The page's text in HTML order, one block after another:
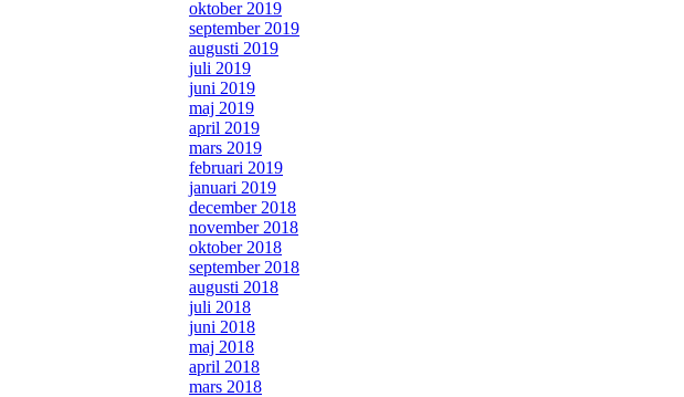
oktober 2019
september 2019
augusti 2019
juli 2019
juni 2019
maj 2019
april 2019
mars 2019
februari 2019
januari 2019
december 2018
november 2018
oktober 2018
september 2018
augusti 2018
juli 2018
juni 2018
maj 2018
april 2018
mars 2018